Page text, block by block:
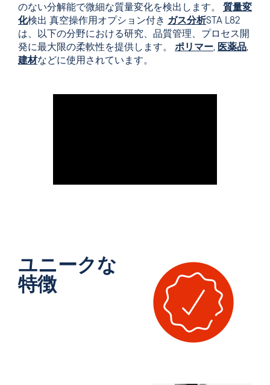
のない分解能で微細な質量変化を検出します。 質量変
化検出 真空操作用オプション付き ガス分析STA L82
は、以下の分野における研究、品質管理、プロセス開
発に最大限の柔軟性を提供します。 ポリマー, 医薬品,
建材などに使用されています。
ユニークな
特徴